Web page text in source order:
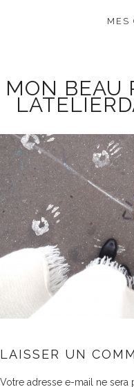
MES
MON BEAU
LAISSER UN
Votre adresse e-mail ne sera